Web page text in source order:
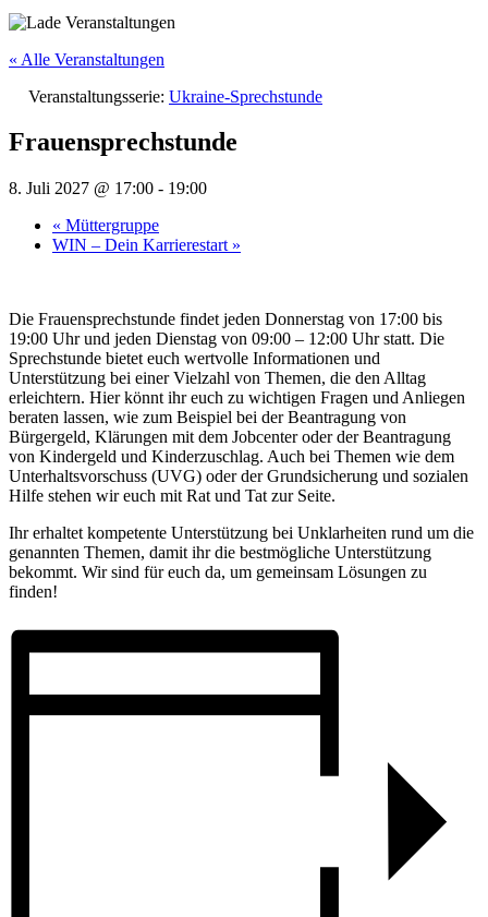
« Alle Veranstaltungen
Veranstaltungsserie: Ukraine-Sprechstunde
Frauensprechstunde
8. Juli 2027 @ 17:00 - 19:00
« Müttergruppe
WIN – Dein Karrierestart »
Die Frauensprechstunde findet jeden Donnerstag von 17:00 bis
19:00 Uhr und jeden Dienstag von 09:00 – 12:00 Uhr statt. Die
Sprechstunde bietet euch wertvolle Informationen und
Unterstützung bei einer Vielzahl von Themen, die den Alltag
erleichtern. Hier könnt ihr euch zu wichtigen Fragen und Anliegen
beraten lassen, wie zum Beispiel bei der Beantragung von
Bürgergeld, Klärungen mit dem Jobcenter oder der Beantragung
von Kindergeld und Kinderzuschlag. Auch bei Themen wie dem
Unterhaltsvorschuss (UVG) oder der Grundsicherung und sozialen
Hilfe stehen wir euch mit Rat und Tat zur Seite.
Ihr erhaltet kompetente Unterstützung bei Unklarheiten rund um die
genannten Themen, damit ihr die bestmögliche Unterstützung
bekommt. Wir sind für euch da, um gemeinsam Lösungen zu
finden!